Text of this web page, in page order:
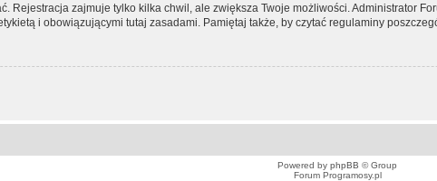
Rejestracja zajmuje tylko kilka chwil, ale zwiększa Twoje możliwości. Administrator
i obowiązującymi tutaj zasadami. Pamiętaj także, by czytać regulaminy
Powered by phpBB © Group
Forum Programosy.pl